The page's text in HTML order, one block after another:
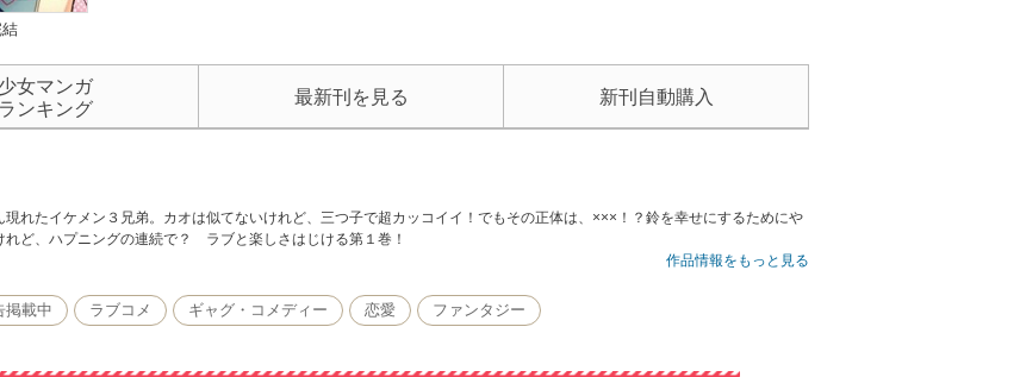
少女マンガ
ランキング
最新刊を見る 新刊自動購入
現れたイケメン３兄弟。カオは似てないけれど、三つ子で超カッコイイ！でもその正体は、×××！？鈴を幸せにするためにや
れど、ハプニングの連続で？ ラブと楽しさはじける第１巻！
作品情報をもっと見る
掲載中 ラブコメ ギャグ・コメディー 恋愛 ファンタジー